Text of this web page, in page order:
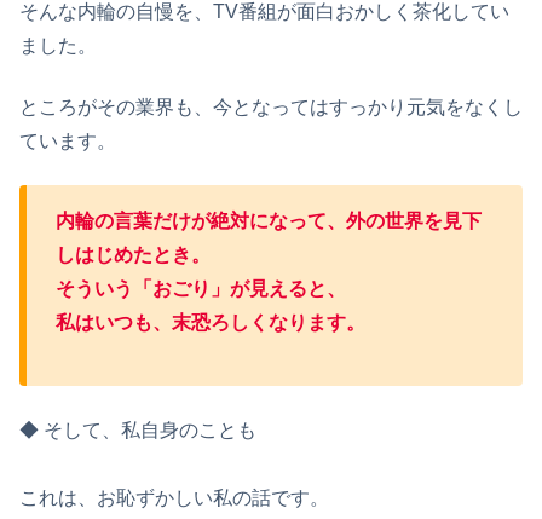
そんな内輪の自慢を、TV番組が面白おかしく茶化してい
ました。
ところがその業界も、今となってはすっかり元気をなくし
ています。
内輪の言葉だけが絶対になって、外の世界を見下
しはじめたとき。
そういう「おごり」が見えると、
私はいつも、末恐ろしくなります。
◆ そして、私自身のことも
これは、お恥ずかしい私の話です。